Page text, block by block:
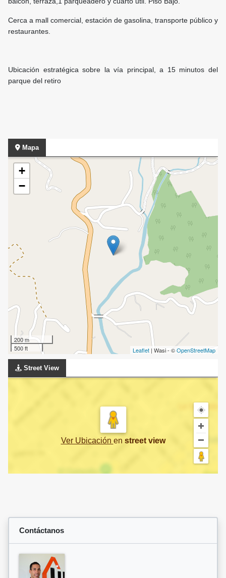
Cerca a mall comercial, estación de gasolina, transporte público y
restaurantes.
Ubicación estratégica sobre la vía principal, a 15 minutos del
parque del retiro
Mapa
+
−
200 m
500 ft
Leaflet | Wasi - ©OpenStreetMap
Street View
Ver Ubicación en street view
Contáctanos